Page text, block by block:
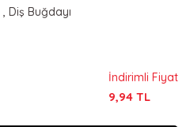
, Diş Buğdayı
İndirimli Fiyat
9,94 TL